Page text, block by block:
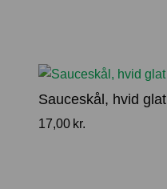
Sauceskål, hvid glat
17,00 kr.